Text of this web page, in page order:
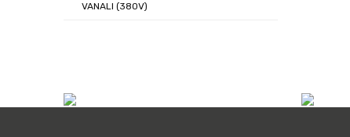
VANALI (380V)